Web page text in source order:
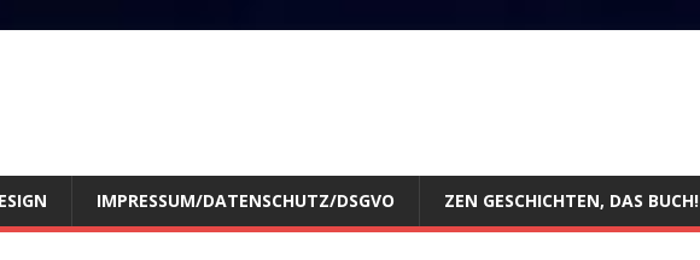
IMPRESSUM/DATENSCHUTZ/DSGVO ZEN GESCHICHTEN, DAS BUCH!